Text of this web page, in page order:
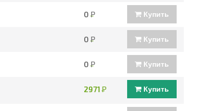
0Р Купить
0Р Купить
0Р Купить
2971Р Купить